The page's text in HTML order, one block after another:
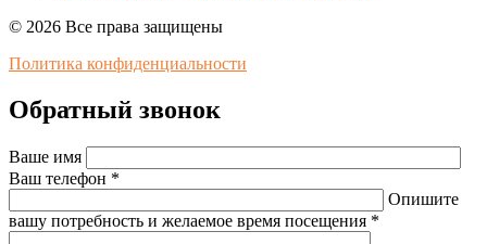
© 2026 Все права защищены
Политика конфиденциальности
Обратный звонок
Ваше имя
Ваш телефон *
Опишите
вашу потребность и желаемое время посещения *